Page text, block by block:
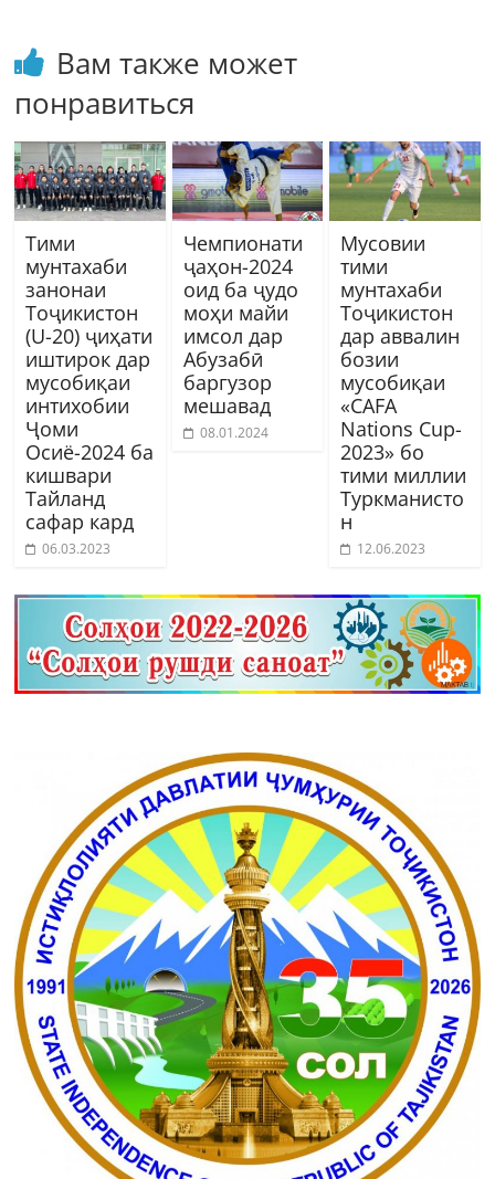
Вам также может
понравиться
Тими
мунтахаби
занонаи
Тоҷикистон
(U-20) ҷиҳати
иштирок дар
мусобиқаи
интихобии
Ҷоми
Осиё-2024 ба
кишвари
Тайланд
сафар кард
06.03.2023
Чемпионати
ҷаҳон-2024
оид ба ҷудо
моҳи майи
имсол дар
Абузабӣ
баргузор
мешавад
08.01.2024
Мусовии
тими
мунтахаби
Тоҷикистон
дар аввалин
бозии
мусобиқаи
«CAFA
Nations Cup-
2023» бо
тими миллии
Туркманисто
н
12.06.2023